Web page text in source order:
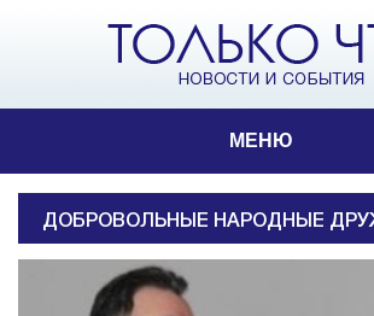
МЕНЮ
ДОБРОВОЛЬНЫЕ НАРОДНЫЕ